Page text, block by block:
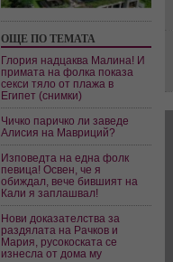
ОЩЕ ПО ТЕМАТА
Глория надцаква Малина! И
примата на фолка показа
секси тяло от плажа в
Египет (снимки)
Чичко паричко ли заведе
Алисия на Мавриций?
Изповедта на една фолк
певица! Освен, че я
обиждал, вече бившият на
Кали я заплашвал!
Нови доказателства за
раздялата на Рачков и
Мария, русокоската се
изнесла от дома му